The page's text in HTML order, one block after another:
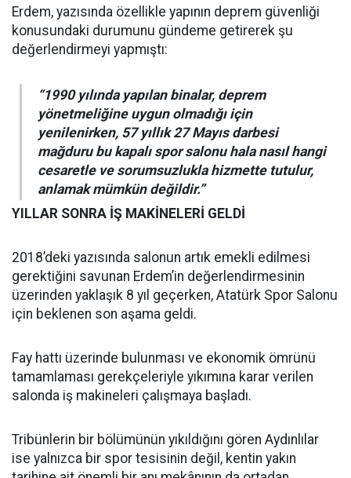
Erdem, yazısında özellikle yapının deprem güvenliği
konusundaki durumunu gündeme getirerek şu
değerlendirmeyi yapmıştı:
“1990 yılında yapılan binalar, deprem
yönetmeliğine uygun olmadığı için
yenilenirken, 57 yıllık 27 Mayıs darbesi
mağduru bu kapalı spor salonu hala nasıl hangi
cesaretle ve sorumsuzlukla hizmette tutulur,
anlamak mümkün değildir.”
YILLAR SONRA İŞ MAKİNELERİ GELDİ
2018’deki yazısında salonun artık emekli edilmesi
gerektiğini savunan Erdem’in değerlendirmesinin
üzerinden yaklaşık 8 yıl geçerken, Atatürk Spor Salonu
için beklenen son aşama geldi.
Fay hattı üzerinde bulunması ve ekonomik ömrünü
tamamlaması gerekçeleriyle yıkımına karar verilen
salonda iş makineleri çalışmaya başladı.
Tribünlerin bir bölümünün yıkıldığını gören Aydınlılar
ise yalnızca bir spor tesisinin değil, kentin yakın